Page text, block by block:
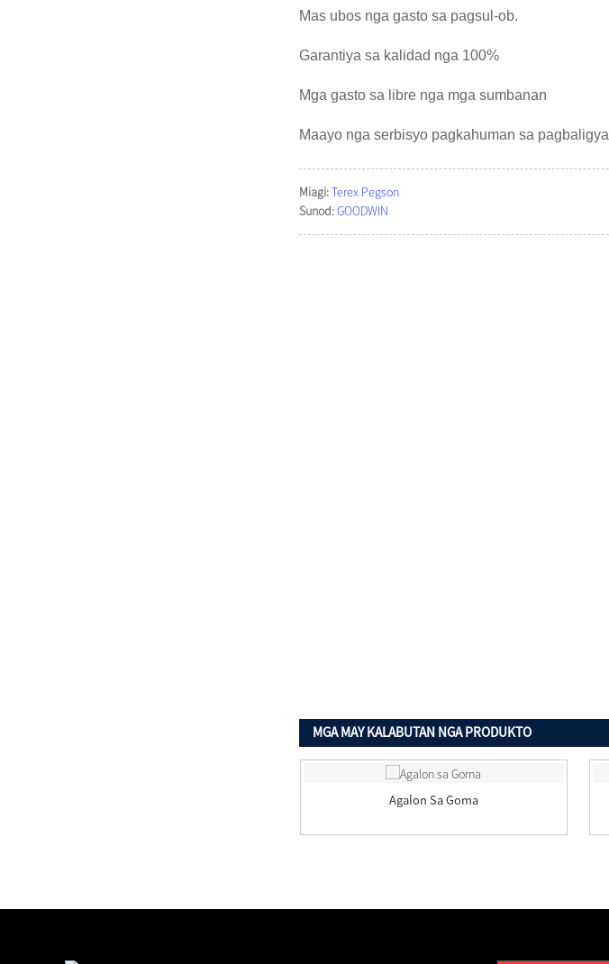
Mas ubos nga gasto sa pagsul-ob.
Garantiya sa kalidad nga 100%
Mga gasto sa libre nga mga sumbanan
Maayo nga serbisyo pagkahuman sa pagbaligya
Miagi:Terex Pegson
Sunod:GOODWIN
MGA MAY KALABUTAN NGA PRODUKTO
Agalon Sa Goma